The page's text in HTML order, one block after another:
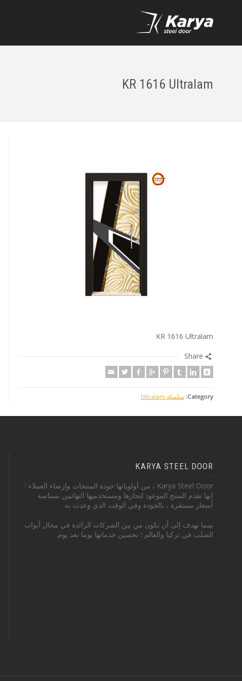
KR 1616 Ultralam
KR 1616 Ultralam
Share
Category: سلسلة Ultralam
KARYA STEEL DOOR
Karya Steel Door ، من أولوياتها جودة المنتجات وإرضاء العملاء ؛
إنها تقدم المنتج الموعود لتجارها ومستخدميها النهائيين بسياسة
أسعار مستقرة ، بالجودة وفي الوقت الذي وعدت به.
بينما تهدف إلى أن تكون من بين الشركات الرائدة في مجال أبواب
الصلب في تركيا والعالم ؛ تحسين خدماتها يوما بعد يوم.